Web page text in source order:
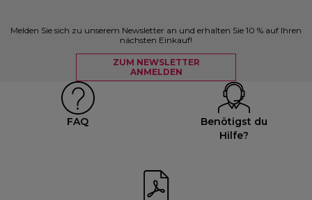
Melden Sie sich zu unserem Newsletter an und erhalten Sie 10 % auf Ihren
nächsten Einkauf!
ZUM NEWSLETTER
ANMELDEN
FAQ
Benötigst du
Hilfe?